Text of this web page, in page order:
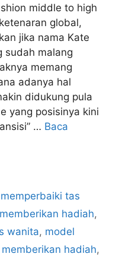
middle to high
global,
jika nama Kate
sudah malang
memang
adanya hal
didukung pula
yang posisinya kini
… Baca
tas
memberikan hadiah,
wanita, model
hadiah,